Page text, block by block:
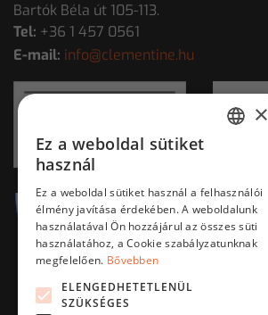
Bartók Béla út 105-113.
Tel: +36 1 457 0561
E-mail: info@clementine.hu
×
Ez a weboldal sütiket
használ
Ez a weboldal sütiket használ a felhasználói
élmény javítása érdekében. A weboldalunk
használatával Ön hozzájárul az összes süti
használatához, a Cookie szabályzatunknak
megfelelően. Bővebben
ELENGEDHETETLENÜL
SZÜKSÉGES